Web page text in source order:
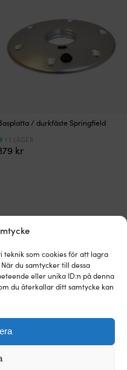
teknik som cookies för att lagra
du samtycker till dessa
eller unika ID:n på denna
du återkallar ditt samtycke kan
/ durkfäste Springfield
kr
1 I LAGER